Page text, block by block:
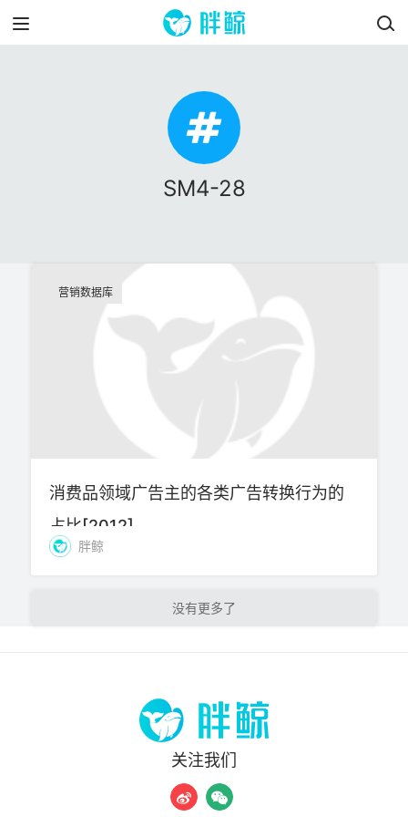
SM4-28
营销数据库
消费品领域广告主的各类广告转换行为的
占比[2012]
胖鲸
加载更多
关注我们